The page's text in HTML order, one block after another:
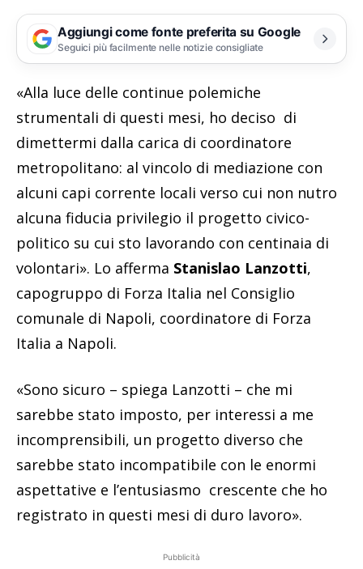
Aggiungi come fonte preferita su Google
Seguici più facilmente nelle notizie consigliate
«Alla luce delle continue polemiche
strumentali di questi mesi, ho deciso di
dimettermi dalla carica di coordinatore
metropolitano: al vincolo di mediazione con
alcuni capi corrente locali verso cui non nutro
alcuna fiducia privilegio il progetto civico-
politico su cui sto lavorando con centinaia di
volontari». Lo afferma Stanislao Lanzotti,
capogruppo di Forza Italia nel Consiglio
comunale di Napoli, coordinatore di Forza
Italia a Napoli.
«Sono sicuro – spiega Lanzotti – che mi
sarebbe stato imposto, per interessi a me
incomprensibili, un progetto diverso che
sarebbe stato incompatibile con le enormi
aspettative e l’entusiasmo crescente che ho
registrato in questi mesi di duro lavoro».
Pubblicità